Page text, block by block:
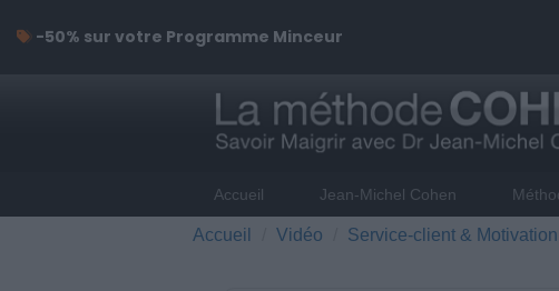
Accueil Jean-Michel Cohen
Accueil Vidéo Service-client & Motivation
-50% sur votre Programme Minceur